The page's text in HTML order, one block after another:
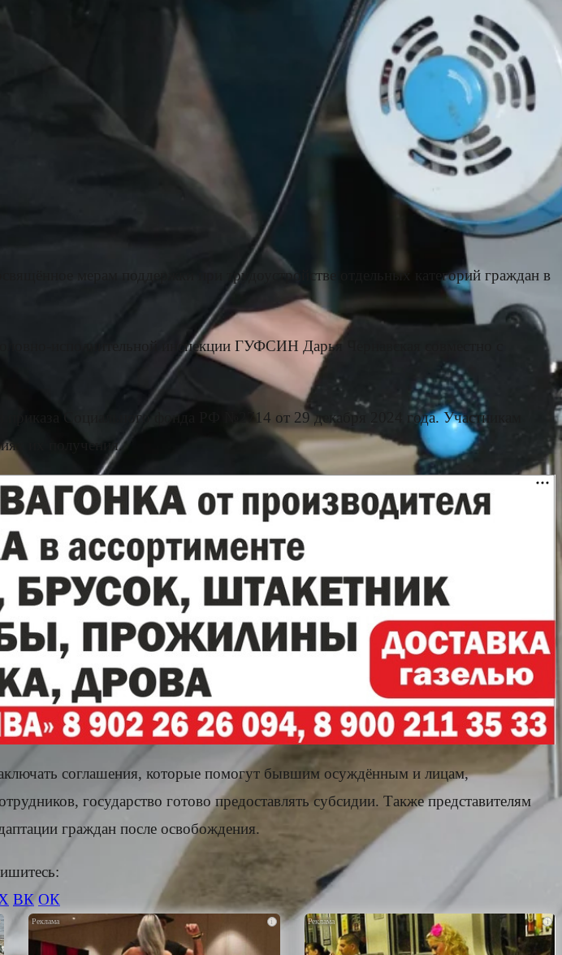
мерам поддержки при трудоустройстве отдельных категорий граждан в
исполнительной инспекции ГУФСИН Дарья Чернавская совместно с
Социального фонда РФ №2714 от 29 декабря 2024 года. Участникам
их получения.
соглашения, которые помогут бывшим осуждённым и лицам,
государство готово предоставлять субсидии. Также представителям
граждан после освобождения.
ВК ОК
i i